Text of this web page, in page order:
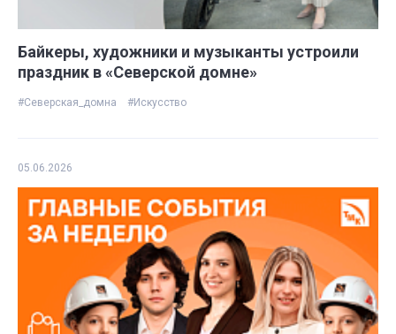
Байкеры, художники и музыканты устроили
праздник в «Северской домне»
#Северская_домна #Искусство
05.06.2026